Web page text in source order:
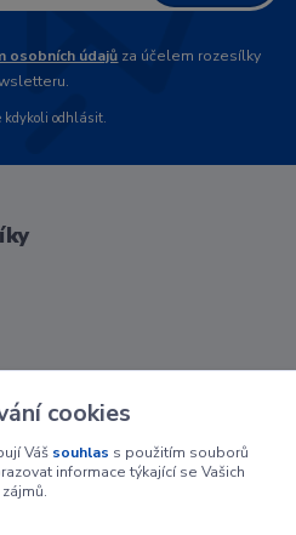
osobních údajů za účelem rozesílky
kdykoli odhlásit.
cookies
Váš souhlas s použitím souborů
informace týkající se Vašich
zájmů.